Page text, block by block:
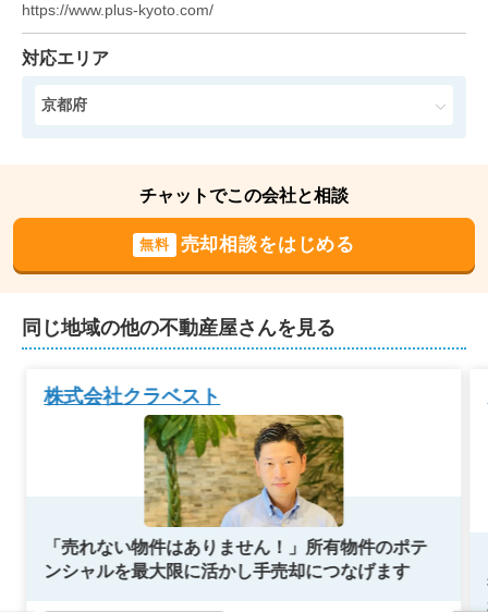
階
建物面積:
京都府京都市右京区太秦桂ケ原町
階数:2階 築年数:40年
㎡ 土地面積:44㎡
2,700万円
築年数:48年
㎡ 土地面積:117
万円
京都府八幡市八幡科手
https://www.plus-kyoto.com/
対応エリア
京都府
チャットでこの会社と相談
無料 売却相談をはじめる
同じ地域の他の不動産屋さんを見る
株式会社クラベスト
「売れない物件はありません！」所有物件のポテ
ンシャルを最大限に活かし手売却につなげます